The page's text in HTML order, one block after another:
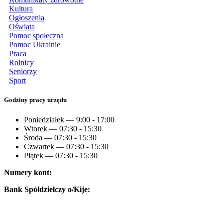
Kultura
Ogłoszenia
Oświata
Pomoc społeczna
Pomoc Ukrainie
Praca
Rolnicy
Seniorzy
Sport
Godziny pracy urzędu
Poniedziałek — 9:00 - 17:00
Wtorek — 07:30 - 15:30
Środa — 07:30 - 15:30
Czwartek — 07:30 - 15:30
Piątek — 07:30 - 15:30
Numery kont:
Bank Spółdzielczy o/Kije: